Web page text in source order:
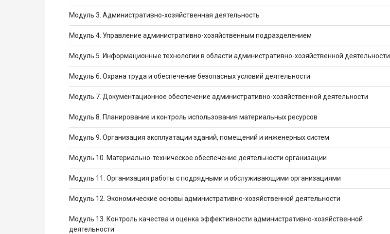
Модуль 3. Административно-хозяйственная деятельность
Модуль 4. Управление административно-хозяйственным подразделением
Модуль 5. Информационные технологии в области административно-хозяйственной деятельности
Модуль 6. Охрана труда и обеспечение безопасных условий деятельности
Модуль 7. Документационное обеспечение административно-хозяйственной деятельности
Модуль 8. Планирование и контроль использования материальных ресурсов
Модуль 9. Организация эксплуатации зданий, помещений и инженерных систем
Модуль 10. Материально-техническое обеспечение деятельности организации
Модуль 11. Организация работы с подрядными и обслуживающими организациями
Модуль 12. Экономические основы административно-хозяйственной деятельности
Модуль 13. Контроль качества и оценка эффективности административно-хозяйственной
деятельности